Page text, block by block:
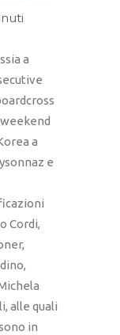
a
a
e
Cordi,
alle quali
in